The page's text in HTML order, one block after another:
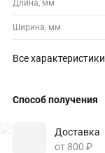
Длина, мм
Ширина, мм
Все характеристики
Способ получения
Доставка
от 800 ₽